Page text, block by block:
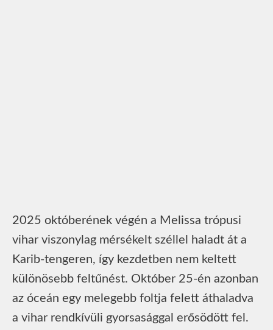
2025 októberének végén a Melissa trópusi
vihar viszonylag mérsékelt széllel haladt át a
Karib-tengeren, így kezdetben nem keltett
különösebb feltűnést. Október 25-én azonban
az óceán egy melegebb foltja felett áthaladva
a vihar rendkívüli gyorsasággal erősödött fel.